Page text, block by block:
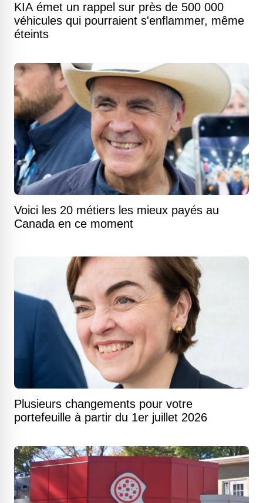
KIA émet un rappel sur près de 500 000
véhicules qui pourraient s'enflammer, même
éteints
Voici les 20 métiers les mieux payés au
Canada en ce moment
Plusieurs changements pour votre
portefeuille à partir du 1er juillet 2026